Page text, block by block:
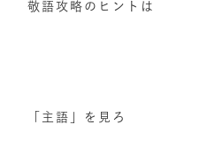
敬語攻略のヒントは
「主語」を見ろ